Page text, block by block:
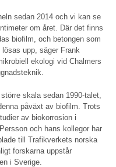
sedan 2014 och vi kan se
om året. Där det finns
biofilm, och betongen som
upp, säger Frank
ekologi vid Chalmers
skala sedan 1990-talet,
påväxt av biofilm. Trots
av biokorrosion i
och hans kollegor har
till Trafikverkets norska
forskarna uppstår
i Sverige.